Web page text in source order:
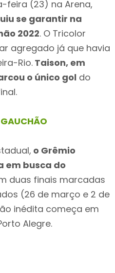
feira (23) na Arena,
se garantir na
2022. O Tricolor
agregado já que havia
Rio. Taison, em
o único gol do
o Grêmio
em busca do
duas finais marcadas
(26 de março e 2 de
inédita começa em
Alegre.